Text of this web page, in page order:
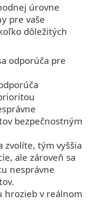
úrovne
pre vaše
dôležitých
odporúča pre
bezpečnostným
zvolíte, tým vyššia
ale zároveň sa
nesprávne
hrozieb v reálnom